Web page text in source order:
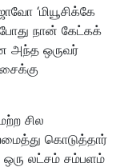
‘மியூசிக்கே
நான் கேட்கக்
அந்த ஒருவர்
சில
கொடுத்தார்
லட்சம் சம்பளம்